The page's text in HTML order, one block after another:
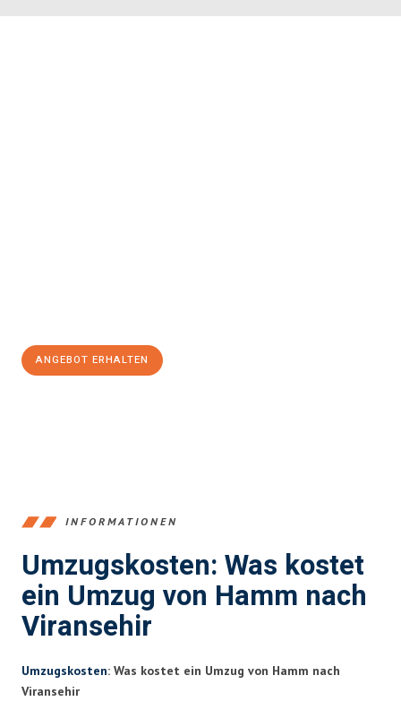
ANGEBOT ERHALTEN
INFORMATIONEN
Umzugskosten: Was kostet
ein Umzug von Hamm nach
Viransehir
Umzugskosten: Was kostet ein Umzug von Hamm nach
Viransehir